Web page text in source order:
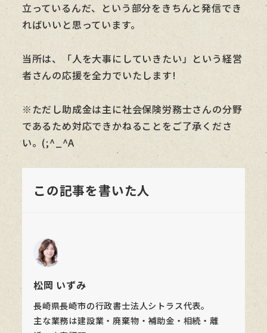
立っているんだ、という部分をきちんと発信でき
ればいいと思っています。
当所は、「人を大事にしていきたい」という経営
者さんの応援を全力でいたします!
※ただし助成金は主に社会保険労務士さんの分野
であるため対応できかねることをご了承くださ
い。(;^_^A
この記事を書いた人
松岡 いずみ
長崎県長崎市の行政書士法人シトラス代表。
主な業務は建設業・廃棄物・補助金・相続・離